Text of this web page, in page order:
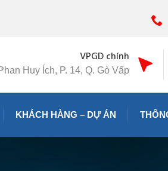
VPGD chính
Huy Ích, P. 14, Q. Gò Vấp
KHÁCH HÀNG – DỰ ÁN